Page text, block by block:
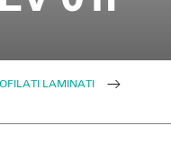
LAMINATI